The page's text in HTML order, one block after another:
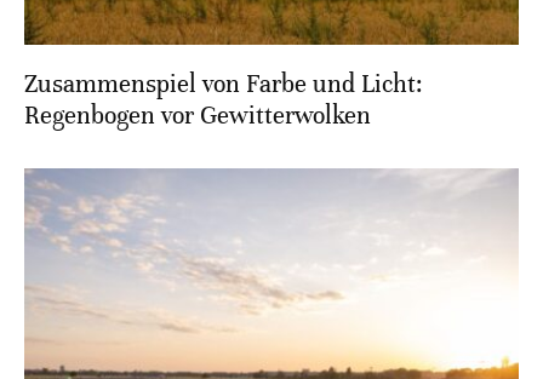
Zusammenspiel von Farbe und Licht:
Regenbogen vor Gewitterwolken